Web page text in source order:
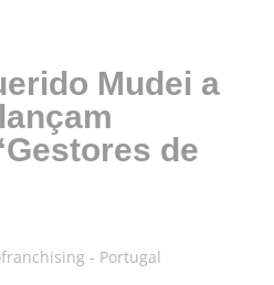
Mudei a
de
- Portugal